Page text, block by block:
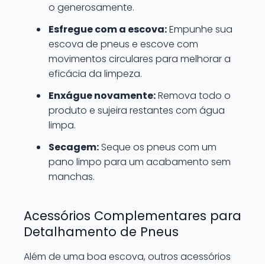
o generosamente.
Esfregue com a escova:Empunhe sua
escova de pneus e escove com
movimentos circulares para melhorar a
eficácia da limpeza.
Enxágue novamente:Remova todo o
produto e sujeira restantes com água
limpa.
Secagem: Seque os pneus com um
pano limpo para um acabamento sem
manchas.
Acessórios Complementares para
Detalhamento de Pneus
Além de uma boa escova, outros acessórios